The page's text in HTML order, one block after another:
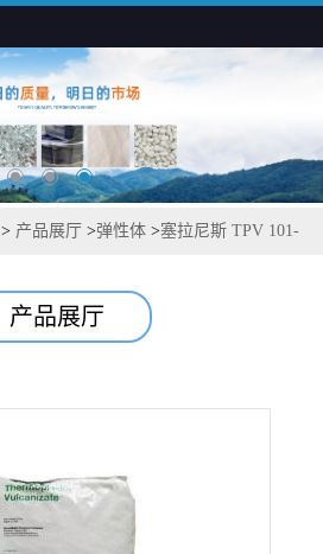
> 产品展厅 >弹性体 >塞拉尼斯 TPV 101-
产品展厅